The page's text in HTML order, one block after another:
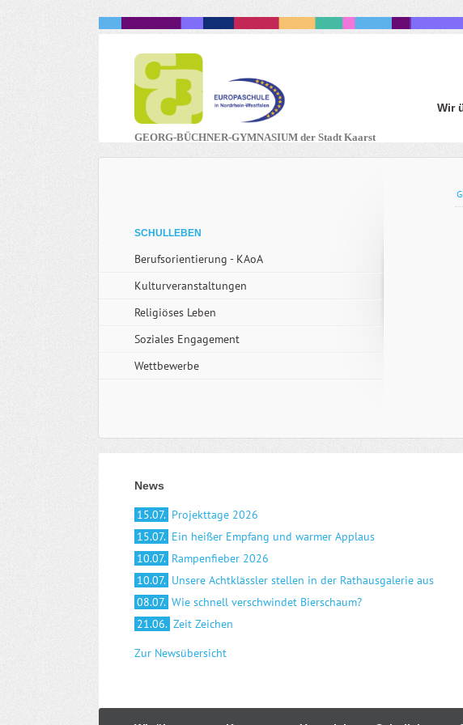
GEORG-BÜCHNER-GYMNASIUM der Stadt Kaarst
Navigation
Wir
Navigation
Navigation
SCHULLEBEN
Berufsorientierung - KAoA
Kulturveranstaltungen
Religiöses Leben
Soziales Engagement
Wettbewerbe
News
15.07. Projekttage 2026
15.07. Ein heißer Empfang und warmer Applaus
10.07. Rampenfieber 2026
10.07. Unsere Achtklässler stellen in der Rathausgalerie aus
08.07. Wie schnell verschwindet Bierschaum?
21.06. Zeit Zeichen
Zur Newsübersicht